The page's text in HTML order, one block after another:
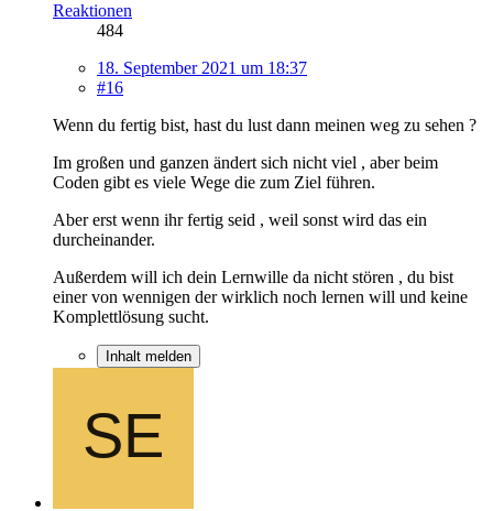
Reaktionen
484
18. September 2021 um 18:37
#16
Wenn du fertig bist, hast du lust dann meinen weg zu sehen ?
Im großen und ganzen ändert sich nicht viel , aber beim
Coden gibt es viele Wege die zum Ziel führen.
Aber erst wenn ihr fertig seid , weil sonst wird das ein
durcheinander.
Außerdem will ich dein Lernwille da nicht stören , du bist
einer von wennigen der wirklich noch lernen will und keine
Komplettlösung sucht.
Inhalt melden